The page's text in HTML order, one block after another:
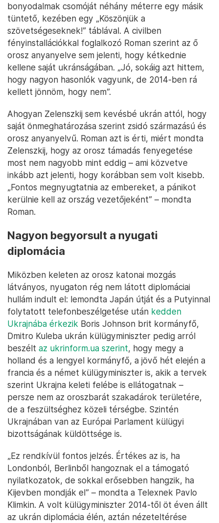
bonyodalmak csomóját néhány méterre egy másik
tüntető, kezében egy „Köszönjük a
szövetségeseknek!” táblával. A civilben
fényinstallációkkal foglalkozó Roman szerint az ő
orosz anyanyelve sem jelenti, hogy kétkednie
kellene saját ukránságában. „Jó, sokáig azt hittem,
hogy nagyon hasonlók vagyunk, de 2014-ben rá
kellett jönnöm, hogy nem”.
Ahogyan Zelenszkij sem kevésbé ukrán attól, hogy
saját önmeghatározása szerint zsidó származású és
orosz anyanyelvű. Roman azt is érti, miért mondta
Zelenszkij, hogy az orosz támadás fenyegetése
most nem nagyobb mint eddig – ami közvetve
inkább azt jelenti, hogy korábban sem volt kisebb.
„Fontos megnyugtatnia az embereket, a pánikot
kerülnie kell az ország vezetőjeként” – mondta
Roman.
Nagyon begyorsult a nyugati
diplomácia
Miközben keleten az orosz katonai mozgás
látványos, nyugaton rég nem látott diplomáciai
hullám indult el: lemondta Japán útját és a Putyinnal
folytatott telefonbeszélgetése után kedden
Ukrajnába érkezik Boris Johnson brit kormányfő,
Dmitro Kuleba ukrán külügyminiszter pedig arról
beszélt az ukrinform.ua szerint, hogy megy a
holland és a lengyel kormányfő, a jövő hét elején a
francia és a német külügyminiszter is, akik a tervek
szerint Ukrajna keleti felébe is ellátogatnak –
persze nem az oroszbarát szakadárok területére,
de a feszültséghez közeli térségbe. Szintén
Ukrajnában van az Európai Parlament külügyi
bizottságának küldöttsége is.
„Ez rendkívül fontos jelzés. Értékes az is, ha
Londonból, Berlinből hangoznak el a támogató
nyilatkozatok, de sokkal erősebben hangzik, ha
Kijevben mondják el” – mondta a Telexnek Pavlo
Klimkin. A volt külügyminiszter 2014-től öt éven állt
az ukrán diplomácia élén, aztán nézeteltérése